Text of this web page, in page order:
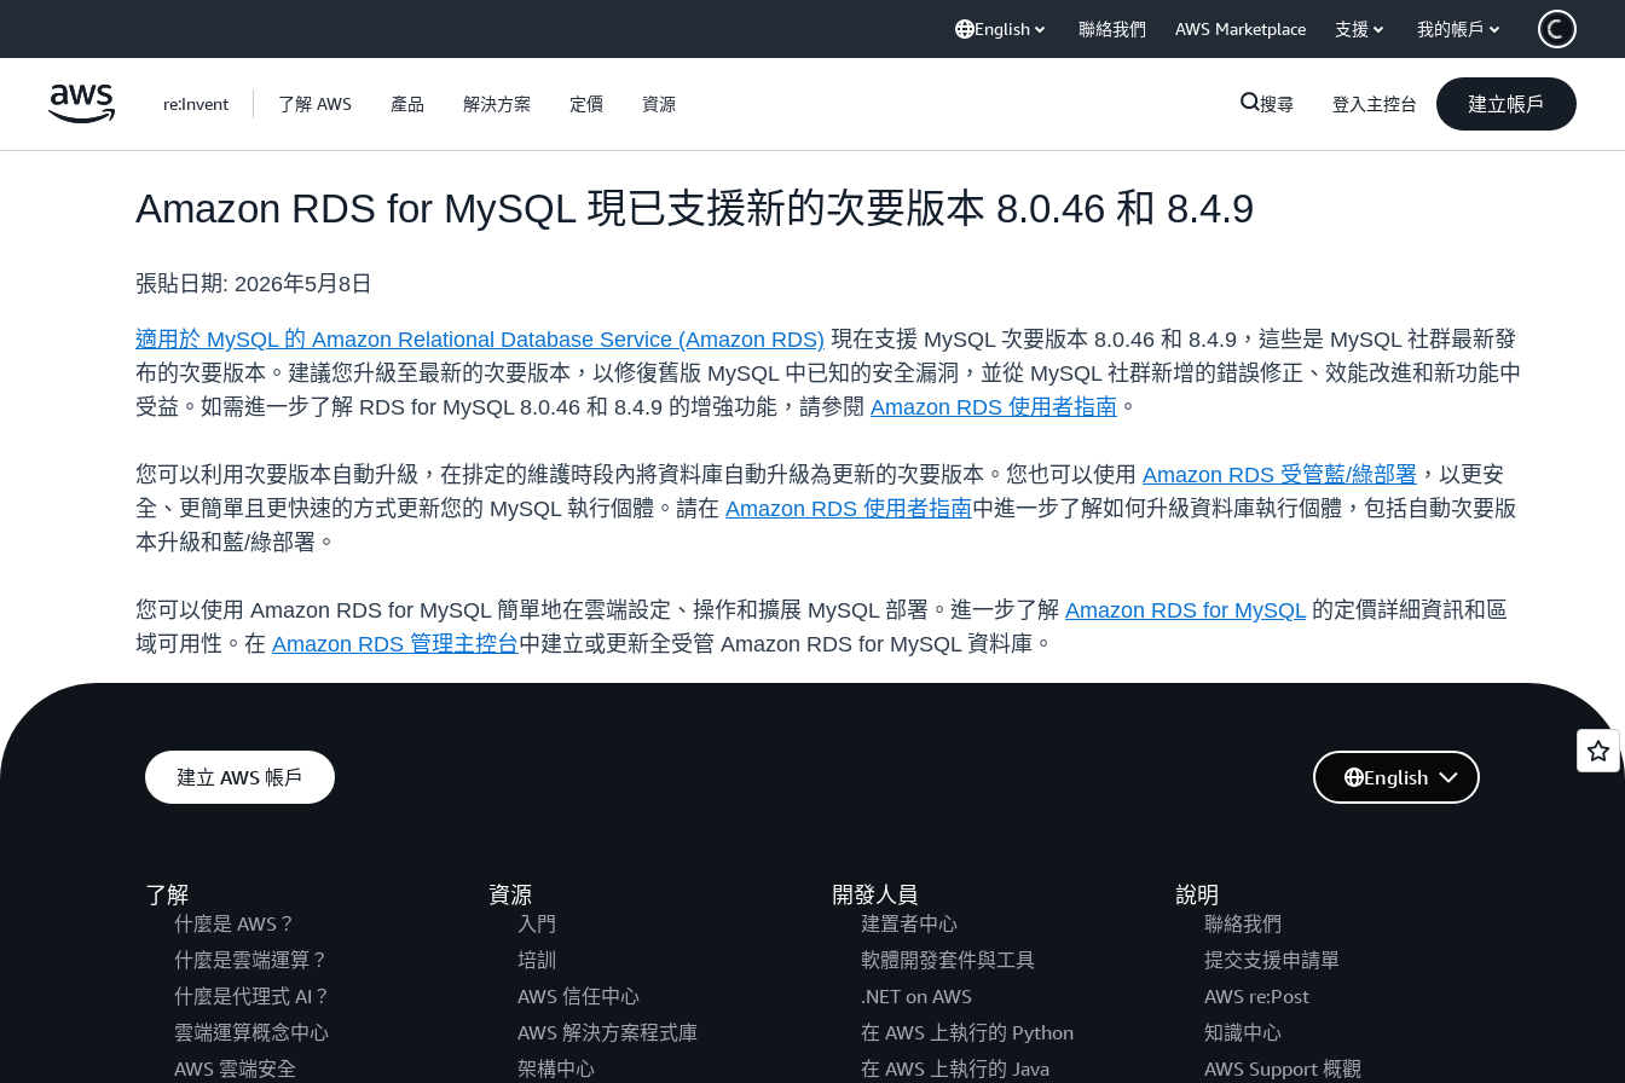
English 聯絡我們 AWS Marketplace 支援 我的帳戶
re:Invent 了解 AWS 產品 解決方案 定價 資源 搜尋 登入主控台 建立帳戶
Amazon RDS for MySQL 現已支援新的次要版本 8.0.46 和 8.4.9
張貼日期: 2026年5月8日
適用於 MySQL 的 Amazon Relational Database Service (Amazon RDS) 現在支援 MySQL 次要版本 8.0.46 和 8.4.9，這些是 MySQL 社群最新發
布的次要版本。建議您升級至最新的次要版本，以修復舊版 MySQL 中已知的安全漏洞，並從 MySQL 社群新增的錯誤修正、效能改進和新功能中
受益。如需進一步了解 RDS for MySQL 8.0.46 和 8.4.9 的增強功能，請參閱 Amazon RDS 使用者指南 。
您可以利用次要版本自動升級，在排定的維護時段內將資料庫自動升級為更新的次要版本。您也可以使用 Amazon RDS 受管藍/綠部署 ，以更安
全、更簡單且更快速的方式更新您的 MySQL 執行個體。請在 Amazon RDS 使用者指南中進一步了解如何升級資料庫執行個體，包括自動次要版
本升級和藍/綠部署。
您可以使用 Amazon RDS for MySQL 簡單地在雲端設定、操作和擴展 MySQL 部署。進一步了解 Amazon RDS for MySQL的定價詳細資訊和區
域可用性。在 Amazon RDS 管理主控台中建立或更新全受管 Amazon RDS for MySQL 資料庫。
建立 AWS 帳戶
了解
什麼是 AWS？
什麼是雲端運算？
什麼是代理式 AI？
雲端運算概念中心
AWS 雲端安全
資源
入門
培訓
AWS 信任中心
AWS 解決方案程式庫
架構中心
開發人員
建置者中心
軟體開發套件與工具
.NET on AWS
在 AWS 上執行的 Python
在 AWS 上執行的 Java
說明
聯絡我們
提交支援申請單
AWS re:Post
知識中心
AWS Support 概觀
English